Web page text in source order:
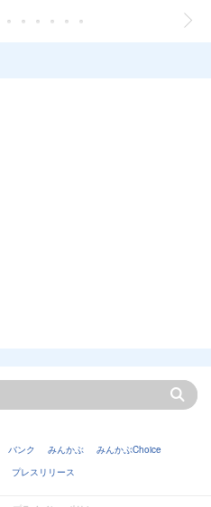
バンク みんかぶ
みんかぶChoice
プレスリリース